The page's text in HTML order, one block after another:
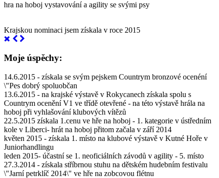
hra na hoboj vystavování a agility se svými psy
Krajskou nominaci jsem získala v roce 2015
Moje úspěchy:
14.6.2015 - získala se svým pejskem Countrym bronzové ocenéní
\"Pes dobrý spoluobčan
13.6.2015 - na krajské výstavě v Rokycanech získala spolu s
Countrym ocenění V1 ve třídě otevřené - na této výstavě hrála na
hoboj při vyhlašování klubových vítězů
22.5.2015 získala 1.cenu ve hře na hoboj - 1. kategorie v ústředním
kole v Liberci- hrát na hoboj přitom začala v září 2014
květen 2015 - získala 1. místo na klubové výstavě v Kutné Hoře v
Juniorhandlingu
leden 2015- účastní se 1. neoficiálních závodů v agility - 5. místo
27.3.2014 - získala stříbrnou stuhu na dětském hudebním festivalu
\"Jarní petrklíč 2014\" ve hře na zobcovou flétnu